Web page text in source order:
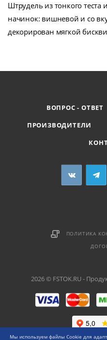
Штрудель из тонкого
начинок: вишневой и со
декорирован мягкой
ВОПРОС - ОТВЕТ
ПРОИЗВОДИТЕЛИ
ПОЛИТИКА
2026 © FSTOK.RU -
Мы используем файлы Cookie для